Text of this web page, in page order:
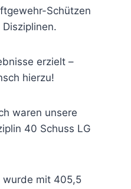
Schützen
erzielt –
hierzu!
waren unsere
40 Schuss LG
wurde mit 405,5